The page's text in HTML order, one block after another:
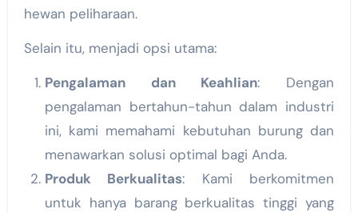
hewan peliharaan.
Selain itu, menjadi opsi utama:
Pengalaman dan Keahlian: Dengan
pengalaman bertahun-tahun dalam industri
ini, kami memahami kebutuhan burung dan
menawarkan solusi optimal bagi Anda.
Produk Berkualitas: Kami berkomitmen
untuk hanya barang berkualitas tinggi yang